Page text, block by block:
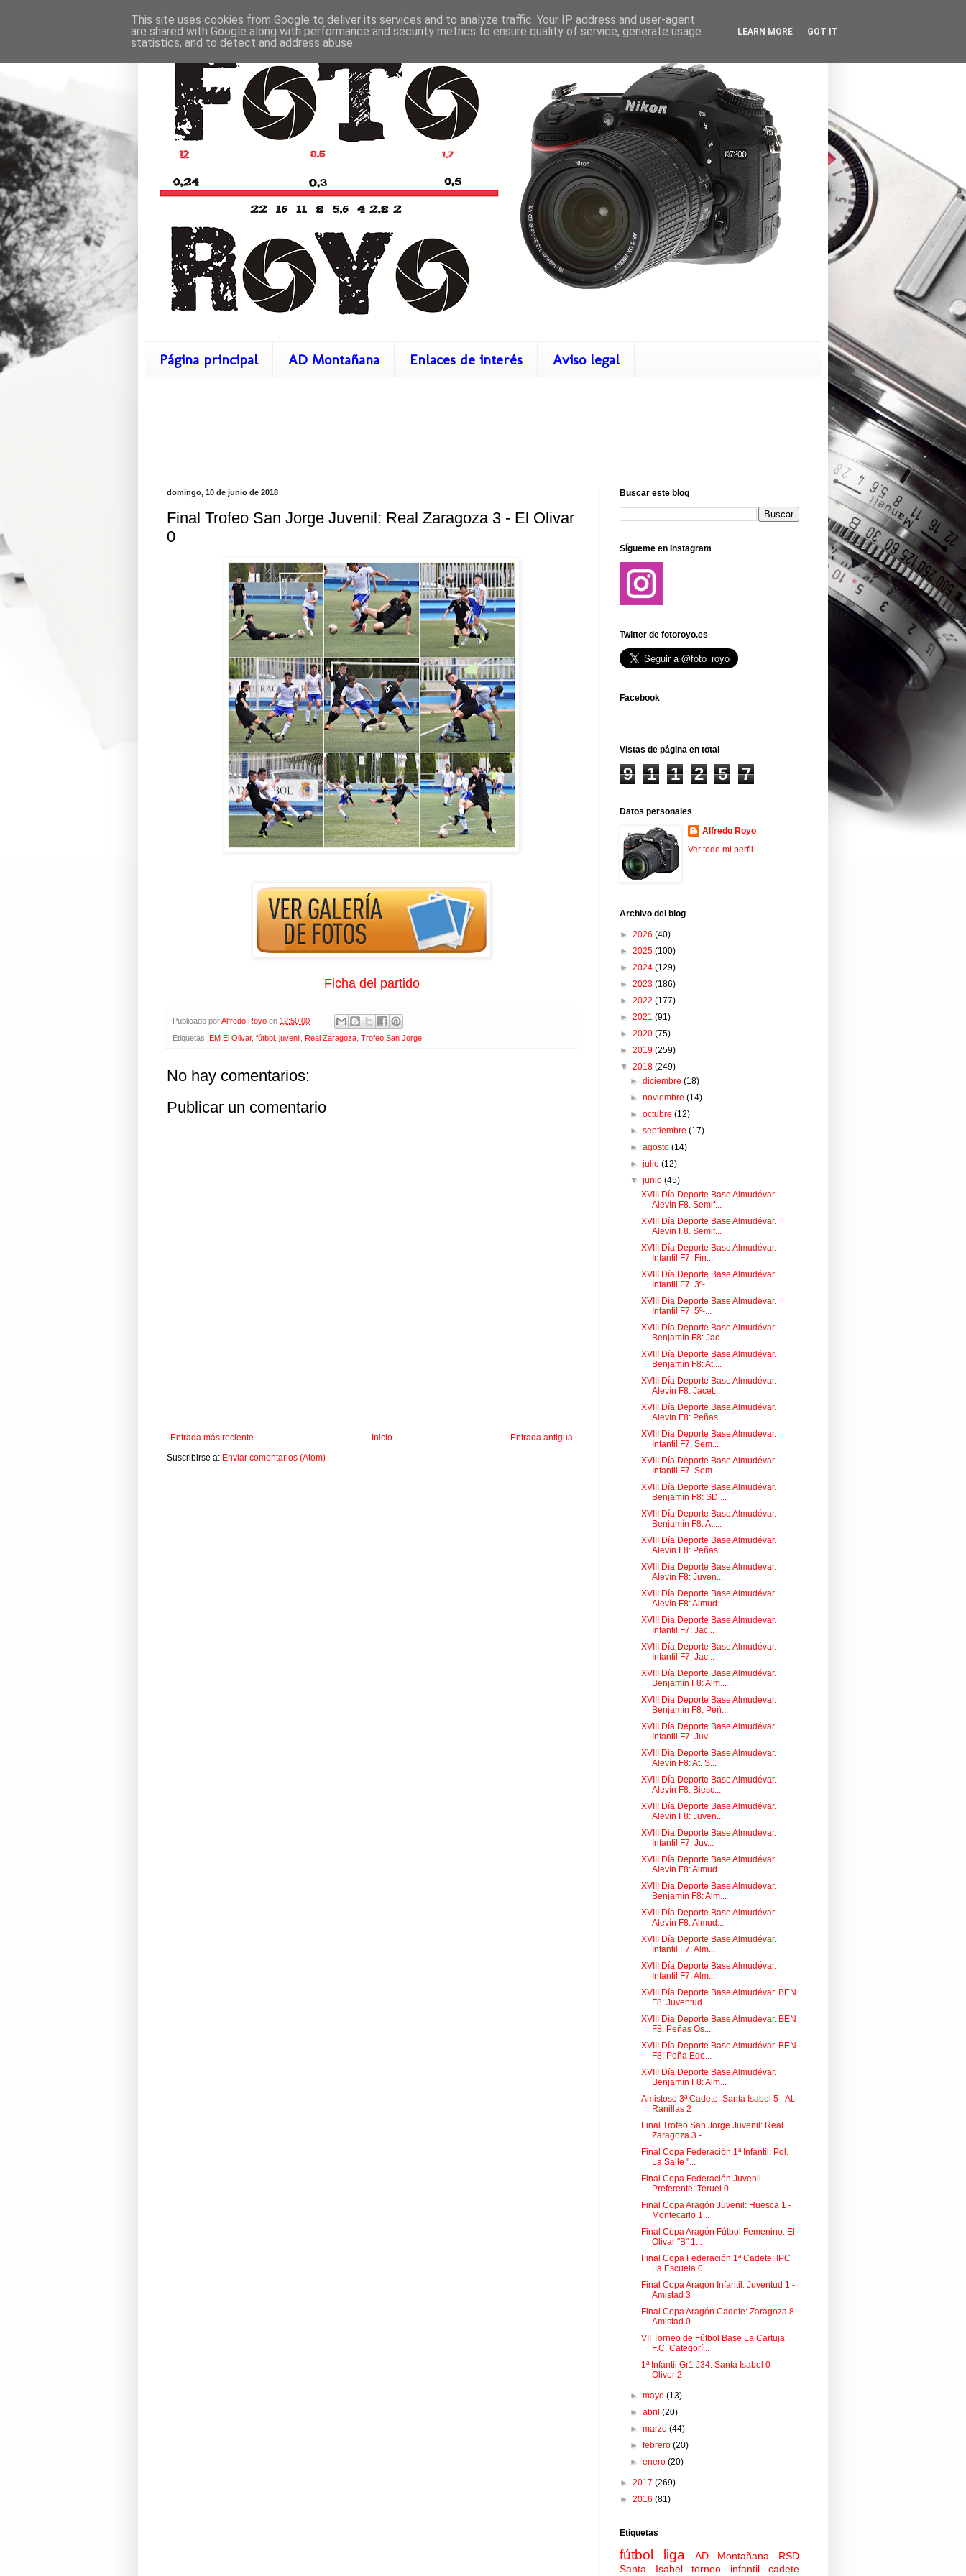
Página principal AD Montañana Enlaces de interés Aviso legal
domingo, 10 de junio de 2018
Final Trofeo San Jorge Juvenil: Real Zaragoza 3 - El Olivar
0
Ficha del partido
Publicado porAlfredo Royo en 12:50:00
Etiquetas: EM El Olivar, fútbol juvenil Real Zaragoza Trofeo San Jorge
No hay comentarios:
Publicar un comentario
Entrada más reciente Entrada antigua
Inicio
Suscribirse a: Enviar comentarios (Atom)
Buscar este blog
Sígueme en Instagram
Twitter de fotoroyo.es
Facebook
Vistas de página en total
9 1 1 2 5 7
Datos personales
Alfredo Royo
Ver todo mi perfil
Archivo del blog
► 2026 (40)
► 2025 (100)
► 2024 (129)
► 2023 (186)
► 2022 (177)
► 2021 (91)
► 2020 (75)
► 2019 (259)
▼ 2018 (249)
►diciembre(18)
►noviembre(14)
►octubre(12)
►septiembre(17)
►agosto(14)
►julio(12)
▼junio(45)
XVIII Día Deporte Base Almudévar.
Alevín F8. Semif...
XVIII Día Deporte Base Almudévar.
Alevín F8. Semif...
XVIII Día Deporte Base Almudévar.
Infantil F7. Fin...
XVIII Día Deporte Base Almudévar.
Infantil F7. 3º-...
XVIII Día Deporte Base Almudévar.
Infantil F7. 5º-...
XVIII Día Deporte Base Almudévar.
Benjamín F8: Jac...
XVIII Día Deporte Base Almudévar.
Benjamín F8: At....
XVIII Día Deporte Base Almudévar.
Alevín F8: Jacet...
XVIII Día Deporte Base Almudévar.
Alevín F8: Peñas...
XVIII Día Deporte Base Almudévar.
Infantil F7. Sem...
XVIII Día Deporte Base Almudévar.
Infantil F7. Sem...
XVIII Día Deporte Base Almudévar.
Benjamín F8: SD ...
XVIII Día Deporte Base Almudévar.
Benjamín F8: At....
XVIII Día Deporte Base Almudévar.
Alevín F8: Peñas...
XVIII Día Deporte Base Almudévar.
Alevín F8: Juven...
XVIII Día Deporte Base Almudévar.
Alevín F8: Almud...
XVIII Día Deporte Base Almudévar.
Infantil F7: Jac...
XVIII Día Deporte Base Almudévar.
Infantil F7: Jac...
XVIII Día Deporte Base Almudévar.
Benjamín F8: Alm...
XVIII Día Deporte Base Almudévar.
Benjamín F8: Peñ...
XVIII Día Deporte Base Almudévar.
Infantil F7: Juv...
XVIII Día Deporte Base Almudévar.
Alevín F8: At. S...
XVIII Día Deporte Base Almudévar.
Alevín F8: Biesc...
XVIII Día Deporte Base Almudévar.
Alevín F8: Juven...
XVIII Día Deporte Base Almudévar.
Infantil F7: Juv...
XVIII Día Deporte Base Almudévar.
Alevín F8: Almud...
XVIII Día Deporte Base Almudévar.
Benjamín F8: Alm...
XVIII Día Deporte Base Almudévar.
Alevín F8: Almud...
XVIII Día Deporte Base Almudévar.
Infantil F7: Alm...
XVIII Día Deporte Base Almudévar.
Infantil F7: Alm...
XVIII Día Deporte Base Almudévar. BEN
F8: Juventud...
XVIII Día Deporte Base Almudévar. BEN
F8: Peñas Os...
XVIII Día Deporte Base Almudévar. BEN
F8: Peña Ede...
XVIII Día Deporte Base Almudévar.
Benjamín F8: Alm...
Amistoso 3ª Cadete: Santa Isabel 5 - At.
Ranillas 2
Final Trofeo San Jorge Juvenil: Real
Zaragoza 3 - ...
Final Copa Federación 1ª Infantil: Pol.
La Salle "...
Final Copa Federación Juvenil
Preferente: Teruel 0...
Final Copa Aragón Juvenil: Huesca 1 -
Montecarlo 1...
Final Copa Aragón Fútbol Femenino: El
Olivar "B" 1...
Final Copa Federación 1ª Cadete: IPC
La Escuela 0 ...
Final Copa Aragón Infantil: Juventud 1 -
Amistad 3
Final Copa Aragón Cadete: Zaragoza 8-
Amistad 0
VII Torneo de Fútbol Base La Cartuja
F.C. Categorí...
1ª Infantil Gr1 J34: Santa Isabel 0 -
Oliver 2
►mayo(13)
►abril(20)
►marzo(44)
►febrero(20)
►enero(20)
► 2017 (269)
► 2016 (81)
Etiquetas
fútbol liga AD Montañana
RSD
Santa Isabel
torneo infantil
cadete
This site uses cookies from Google to deliver its services and to analyze traffic. Your IP address and user-agent
are shared with Google along with performance and security metrics to ensure quality of service, generate usage
statistics, and to detect and address abuse.
LEARN MORE GOT IT